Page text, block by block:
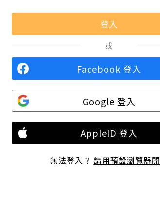
或
Facebook 登入
Google 登入
AppleID 登入
無法登入？ 請用預設瀏覽器